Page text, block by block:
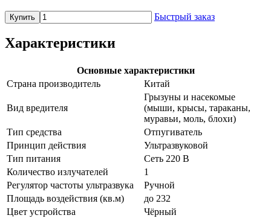
Купить Быстрый заказ
Характеристики
Основные характеристики
Страна производитель
Китай
Вид вредителя
Грызуны и насекомые
(мыши, крысы, тараканы,
муравьи, моль, блохи)
Тип средства
Отпугиватель
Принцип действия
Ультразвуковой
Тип питания
Сеть 220 В
Количество излучателей
1
Регулятор частоты ультразвука
Ручной
Площадь воздействия (кв.м)
до 232
Цвет устройства
Чёрный